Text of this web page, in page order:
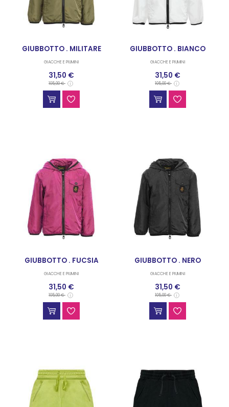
GIUBBOTTO . MILITARE
GIACCHE E PIUMINI
31,50 €
105,00 €
GIUBBOTTO . BIANCO
GIACCHE E PIUMINI
31,50 €
105,00 €
GIUBBOTTO . FUCSIA
GIACCHE E PIUMINI
31,50 €
105,00 €
GIUBBOTTO . NERO
GIACCHE E PIUMINI
31,50 €
105,00 €